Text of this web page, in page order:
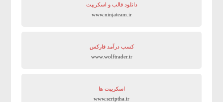
دانلود قالب و اسکریپت
www.ninjateam.ir
کسب درآمد فارکس
www.wolftrader.ir
اسکریپت ها
www.scriptha.ir